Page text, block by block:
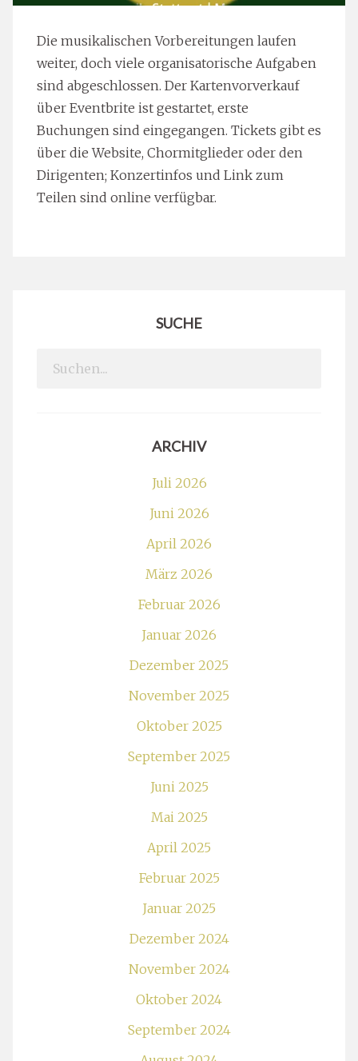
Die musikalischen Vorbereitungen laufen
weiter, doch viele organisatorische Aufgaben
sind abgeschlossen. Der Kartenvorverkauf
über Eventbrite ist gestartet, erste
Buchungen sind eingegangen. Tickets gibt es
über die Website, Chormitglieder oder den
Dirigenten; Konzertinfos und Link zum
Teilen sind online verfügbar.
SUCHE
Search
ARCHIV
Juli 2026
Juni 2026
April 2026
März 2026
Februar 2026
Januar 2026
Dezember 2025
November 2025
Oktober 2025
September 2025
Juni 2025
Mai 2025
April 2025
Februar 2025
Januar 2025
Dezember 2024
November 2024
Oktober 2024
September 2024